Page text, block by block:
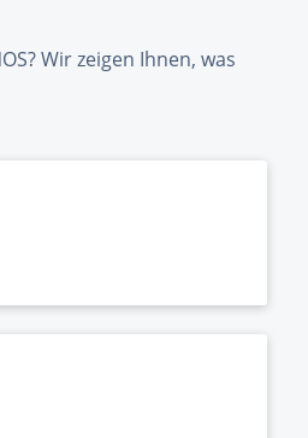
Wir zeigen Ihnen, was